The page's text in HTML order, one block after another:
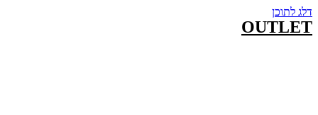
דלג לתוכן
OUTLET